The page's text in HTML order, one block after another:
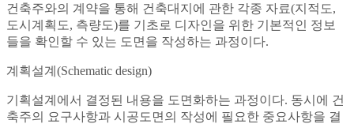
건축주와의 계약을 통해 건축대지에 관한 각종 자료(지적도,
도시계획도, 측량도)를 기초로 디자인을 위한 기본적인 정보
들을 확인할 수 있는 도면을 작성하는 과정이다.
계획설계(Schematic design)
기획설계에서 결정된 내용을 도면화하는 과정이다. 동시에 건
축주의 요구사항과 시공도면의 작성에 필요한 중요사항을 결